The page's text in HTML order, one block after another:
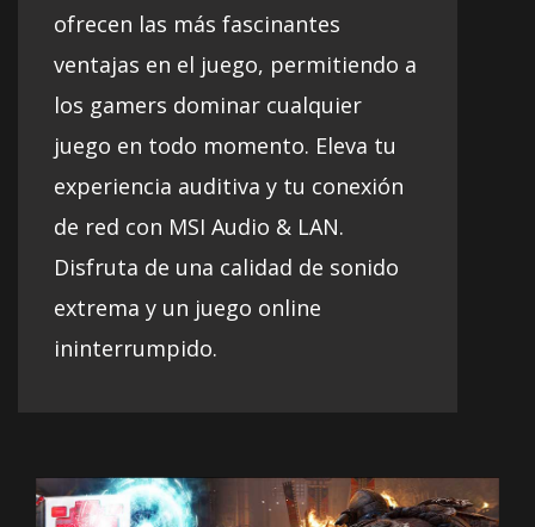
ofrecen las más fascinantes
ventajas en el juego, permitiendo a
los gamers dominar cualquier
juego en todo momento. Eleva tu
experiencia auditiva y tu conexión
de red con MSI Audio & LAN.
Disfruta de una calidad de sonido
extrema y un juego online
ininterrumpido.